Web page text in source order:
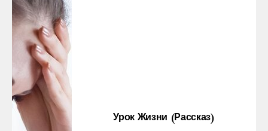
Урок Жизни (рассказ)